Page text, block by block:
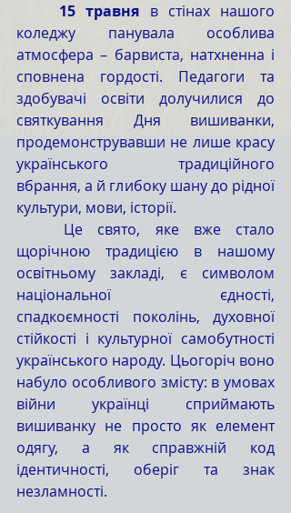
	15 травня
в стінах нашого
коледжу панувала особлива
атмосфера – барвиста, натхненна і
сповнена гордості. Педагоги та
здобувачі освіти долучилися до
святкування Дня вишиванки,
продемонструвавши не лише красу
українського традиційного
вбрання, а й глибоку шану до рідної
культури, мови, історії.
щорічною традицією в нашому
освітньому закладі, є символом
національної єдності,
спадкоємності поколінь, духовної
стійкості і культурної самобутності
українського народу. Цьогоріч воно
набуло особливого змісту: в умовах
війни українці сприймають
вишиванку не просто як елемент
одягу, а як справжній код
ідентичності, оберіг та знак
незламності.